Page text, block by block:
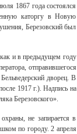
1867 года состоялся
каторгу в Новую
Березовский был
и в предыдущем году
отправившегося
дворец. В
1917 г.). Надпись на
Березовского».
не запирается в
по городу. 2 апреля